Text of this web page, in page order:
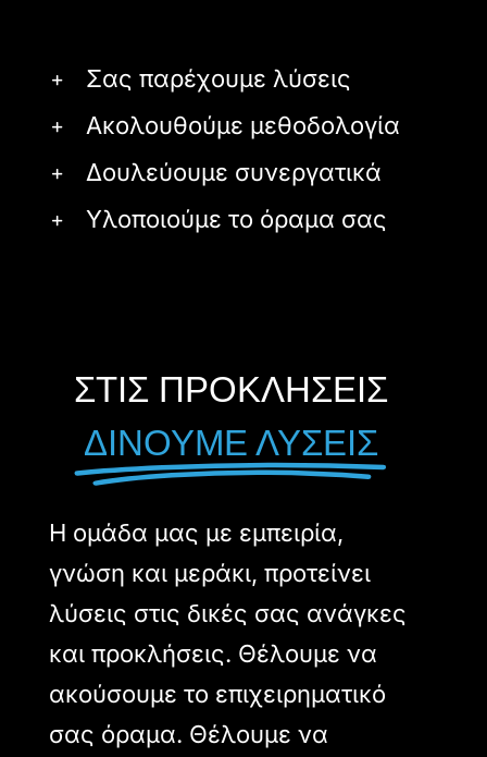
Σας παρέχουμε λύσεις
Ακολουθούμε μεθοδολογία
Δουλεύουμε συνεργατικά
Υλοποιούμε το όραμα σας
ΣΤΙΣ ΠΡΟΚΛΗΣΕΙΣ
ΔΙΝΟΥΜΕ ΛΥΣΕΙΣ
Η ομάδα μας με εμπειρία,
γνώση και μεράκι, προτείνει
λύσεις στις δικές σας ανάγκες
και προκλήσεις. Θέλουμε να
ακούσουμε το επιχειρηματικό
σας όραμα. Θέλουμε να